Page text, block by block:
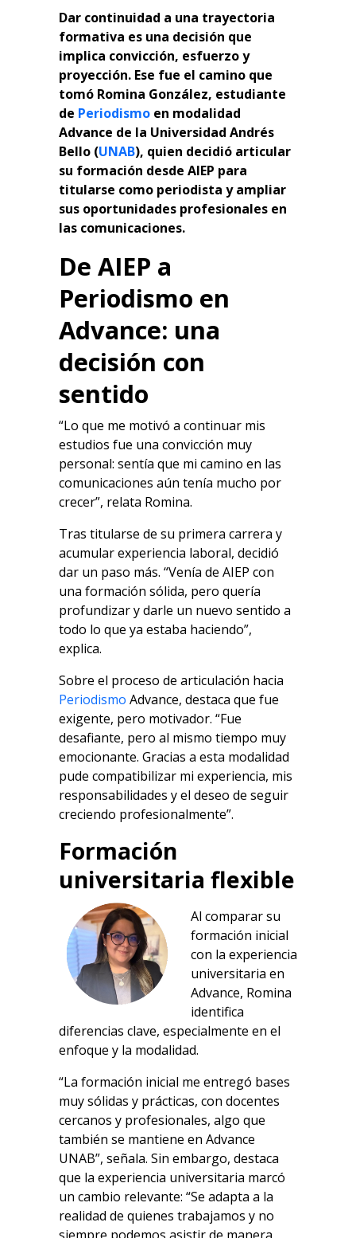
Dar continuidad a una trayectoria
formativa es una decisión que
implica convicción, esfuerzo y
proyección. Ese fue el camino que
tomó Romina González, estudiante
de Periodismo en modalidad
Advance de la Universidad Andrés
Bello (UNAB), quien decidió articular
su formación desde AIEP para
titularse como periodista y ampliar
sus oportunidades profesionales en
las comunicaciones.
De AIEP a
Periodismo en
Advance: una
decisión con
sentido
“Lo que me motivó a continuar mis
estudios fue una convicción muy
personal: sentía que mi camino en las
comunicaciones aún tenía mucho por
crecer”, relata Romina.
Tras titularse de su primera carrera y
acumular experiencia laboral, decidió
dar un paso más. “Venía de AIEP con
una formación sólida, pero quería
profundizar y darle un nuevo sentido a
todo lo que ya estaba haciendo”,
explica.
Sobre el proceso de articulación hacia
Periodismo Advance, destaca que fue
exigente, pero motivador. “Fue
desafiante, pero al mismo tiempo muy
emocionante. Gracias a esta modalidad
pude compatibilizar mi experiencia, mis
responsabilidades y el deseo de seguir
creciendo profesionalmente”.
Formación
universitaria flexible
Al comparar su
formación inicial
con la experiencia
universitaria en
Advance, Romina
identifica
diferencias clave, especialmente en el
enfoque y la modalidad.
“La formación inicial me entregó bases
muy sólidas y prácticas, con docentes
cercanos y profesionales, algo que
también se mantiene en Advance
UNAB”, señala. Sin embargo, destaca
que la experiencia universitaria marcó
un cambio relevante: “Se adapta a la
realidad de quienes trabajamos y no